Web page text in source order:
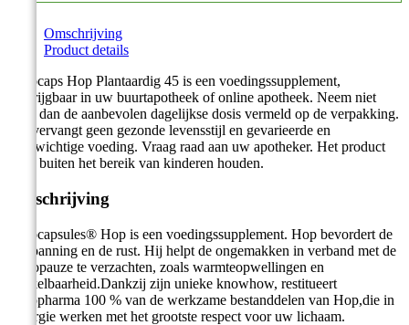
Omschrijving
Product details
Arkocaps Hop Plantaardig 45 is een voedingssupplement,
verkrijgbaar in uw buurtapotheek of online apotheek. Neem niet
meer dan de aanbevolen dagelijkse dosis vermeld op de verpakking.
Het vervangt geen gezonde levensstijl en gevarieerde en
evenwichtige voeding. Vraag raad aan uw apotheker. Het product
altijd buiten het bereik van kinderen houden.
Omschrijving
Arkocapsules® Hop is een voedingssupplement. Hop bevordert de
ontspanning en de rust. Hij helpt de ongemakken in verband met de
menopauze te verzachten, zoals warmteopwellingen en
prikkelbaarheid.Dankzij zijn unieke knowhow, restitueert
Arkopharma 100 % van de werkzame bestanddelen van Hop,die in
synergie werken met het grootste respect voor uw lichaam.